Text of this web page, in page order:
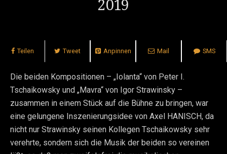
2019
Teilen Tweet Anpinnen Mail SMS
Die beiden Kompositionen – „Iolanta“ von Peter I.
Tschaikowsky und „Mavra“ von Igor Strawinsky –
zusammen in einem Stück auf die Bühne zu bringen, war
eine gelungene Inszenierungsidee von Axel HANISCH, da
nicht nur Strawinsky seinen Kollegen Tschaikowsky sehr
verehrte, sondern sich die Musik der beiden so vereinen